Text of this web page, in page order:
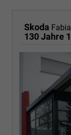
Skoda Fabia